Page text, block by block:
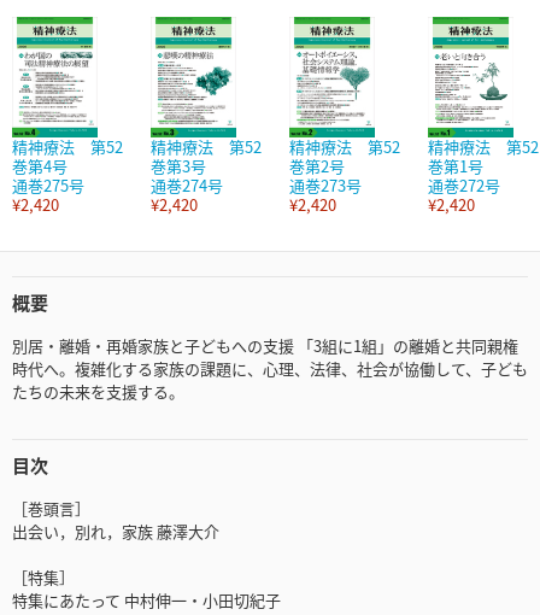
精神療法 第52
巻第4号
通巻275号
¥2,420
精神療法 第52
巻第3号
通巻274号
¥2,420
精神療法 第52
巻第2号
通巻273号
¥2,420
精神療法 第52
巻第1号
通巻272号
¥2,420
概要
別居・離婚・再婚家族と子どもへの支援 「3組に1組」の離婚と共同親権
時代へ。複雑化する家族の課題に、心理、法律、社会が協働して、子ども
たちの未来を支援する。
目次
［巻頭言］
出会い，別れ，家族 藤澤大介
［特集］
特集にあたって 中村伸一・小田切紀子